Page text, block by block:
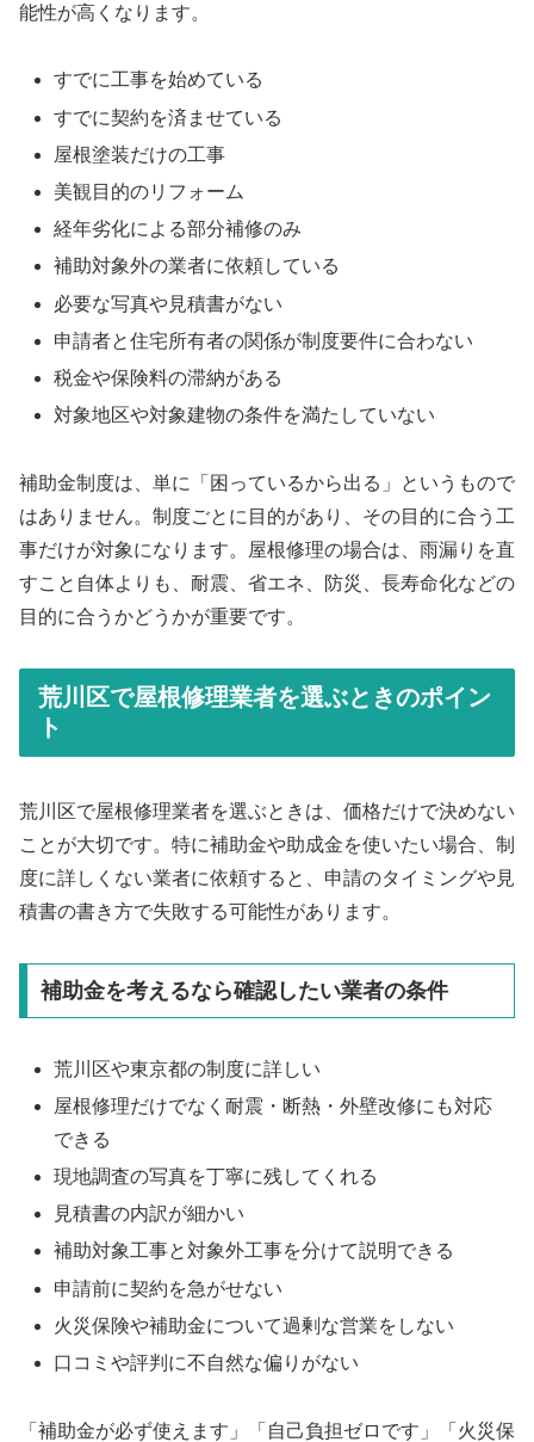
能性が高くなります。
すでに工事を始めている
すでに契約を済ませている
屋根塗装だけの工事
美観目的のリフォーム
経年劣化による部分補修のみ
補助対象外の業者に依頼している
必要な写真や見積書がない
申請者と住宅所有者の関係が制度要件に合わない
税金や保険料の滞納がある
対象地区や対象建物の条件を満たしていない
補助金制度は、単に「困っているから出る」というもので
はありません。制度ごとに目的があり、その目的に合う工
事だけが対象になります。屋根修理の場合は、雨漏りを直
すこと自体よりも、耐震、省エネ、防災、長寿命化などの
目的に合うかどうかが重要です。
荒川区で屋根修理業者を選ぶときのポイン
ト
荒川区で屋根修理業者を選ぶときは、価格だけで決めない
ことが大切です。特に補助金や助成金を使いたい場合、制
度に詳しくない業者に依頼すると、申請のタイミングや見
積書の書き方で失敗する可能性があります。
補助金を考えるなら確認したい業者の条件
荒川区や東京都の制度に詳しい
屋根修理だけでなく耐震・断熱・外壁改修にも対応
できる
現地調査の写真を丁寧に残してくれる
見積書の内訳が細かい
補助対象工事と対象外工事を分けて説明できる
申請前に契約を急がせない
火災保険や補助金について過剰な営業をしない
口コミや評判に不自然な偏りがない
「補助金が必ず使えます」「自己負担ゼロです」「火災保